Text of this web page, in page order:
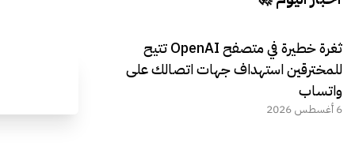
ثغرة خطيرة في متصفح OpenAI تتيح
للمخترقين استهداف جهات اتصالك على
واتساب
6 أغسطس 2026